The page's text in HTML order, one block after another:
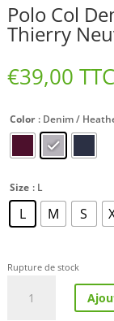
Polo Col
Thierry
€39,00 TTC
Color : Denim /
Size : L
L M S
Rupture de stock